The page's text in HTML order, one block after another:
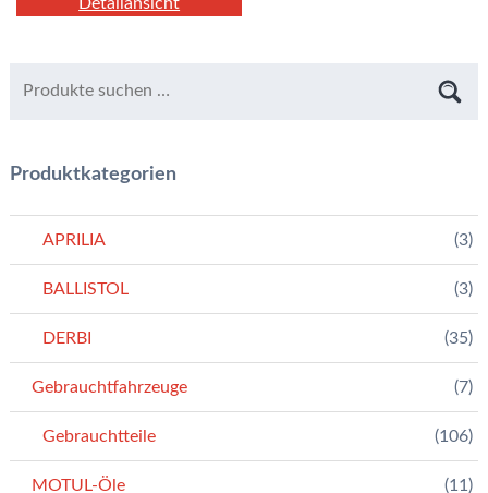
Produktkategorien
APRILIA (3)
BALLISTOL (3)
DERBI (35)
Gebrauchtfahrzeuge (7)
Gebrauchtteile (106)
MOTUL-Öle (11)